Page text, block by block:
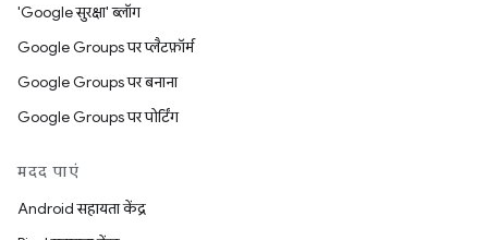
'Google सुरक्षा' ब्लॉग
Google Groups पर प्लैटफ़ॉर्म
Google Groups पर बनाना
Google Groups पर पोर्टिंग
मदद पाएं
Android सहायता केंद्र